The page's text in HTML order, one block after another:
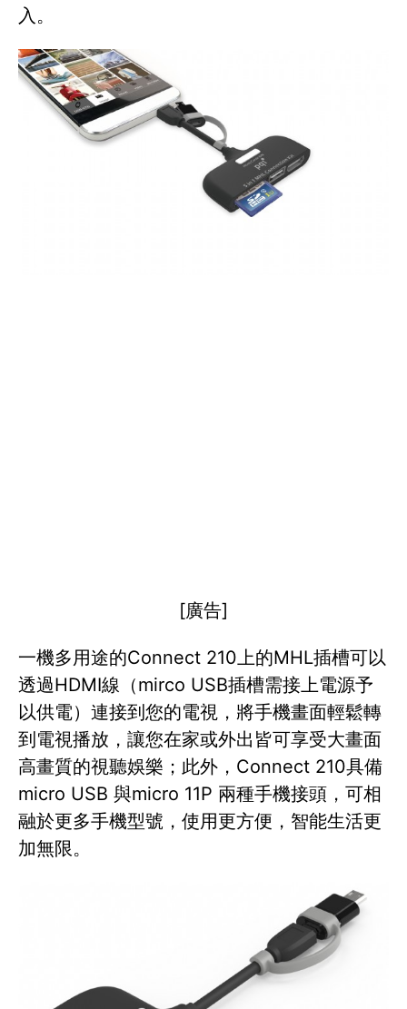
入。
[廣告]
一機多用途的Connect 210上的MHL插槽可以
透過HDMI線（mirco USB插槽需接上電源予
以供電）連接到您的電視，將手機畫面輕鬆轉
到電視播放，讓您在家或外出皆可享受大畫面
高畫質的視聽娛樂；此外，Connect 210具備
micro USB 與micro 11P 兩種手機接頭，可相
融於更多手機型號，使用更方便，智能生活更
加無限。